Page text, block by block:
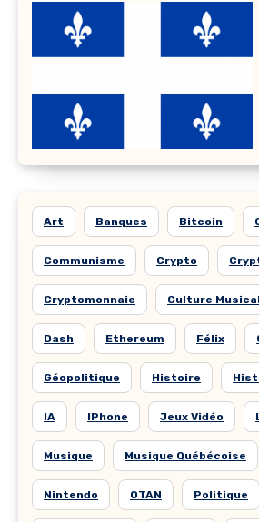
Art Banques Bitcoin
Communisme Crypto
Cryptomonnaie Culture
Dash Ethereum Félix
Géopolitique Histoire
IA IPhone Jeux Vidéo
Musique Musique Québécoise
Nintendo OTAN Politique